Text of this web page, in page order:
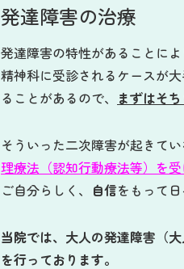
発達障害の治療
発達障害の特性があることに
精神科に受診されるケースが
ることがあるので、
まずはそ
そういった二次障害が起きて
理療法（認知行動療法等）を
ご自分らしく、
自信をもって
当院では、大人の発達障害（
を行っております。